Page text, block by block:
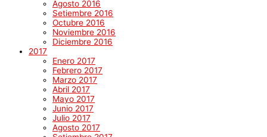
Agosto 2016
Setiembre 2016
Octubre 2016
Noviembre 2016
Diciembre 2016
2017
Enero 2017
Febrero 2017
Marzo 2017
Abril 2017
Mayo 2017
Junio 2017
Julio 2017
Agosto 2017